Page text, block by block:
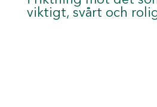
viktigt, svårt och